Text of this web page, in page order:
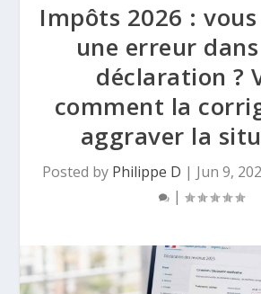
Impôts 2026 :
une erreur
déclaration ?
comment la
aggraver la
Posted by Philippe D | Jun 9,
|